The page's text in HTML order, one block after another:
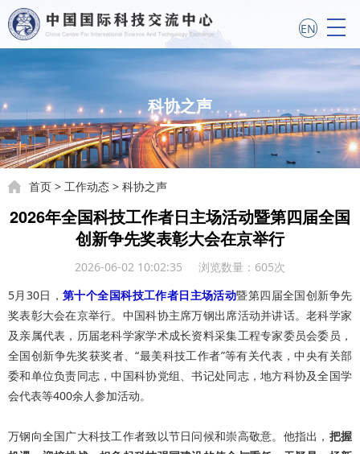
EN
科协之声
首页 > 工作动态 > 科协之声
2026年全国科技工作者日主场活动暨第四届全国
创新争先奖表彰大会在京举行
2026-06-02 10:02:35 浏览数量： 605次
5月30日，第十个全国科技工作者日主场活动暨第四届全国创新争先
奖表彰大会在京举行。中国科协主席万钢出席活动并讲话。老科学家
及亲属代表，历届老科学家学术成长资料采集工程专家委员会委员，
全国创新争先奖获奖者、“最美科技工作者”等有关代表，中央有关部
委和单位负责同志，中国科协党组、书记处同志，地方科协及全国学
会代表等400余人参加活动。
万钢向全国广大科技工作者致以节日问候和崇高敬意。他指出， 把握